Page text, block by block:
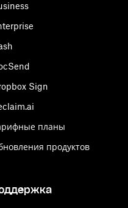
Sign
планы
продуктов